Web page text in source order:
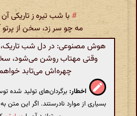
# با شب تیره ز تاریکی
مه چو سر زد، سخن از پرتو
هوش مصنوعی: در دل شب تاریک،
وقتی مهتاب روشن می‌شود،
چهره‌اش می‌تابد
اخطار: برگردان‌های تولید
بسیاری از موارد نادرستند. اگر این متن